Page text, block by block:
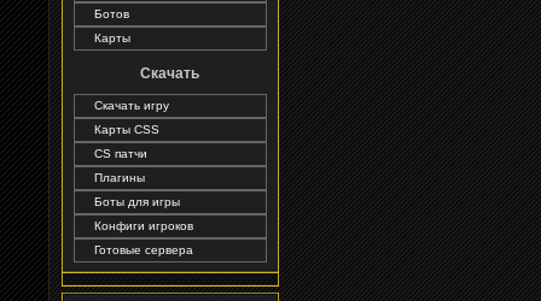
Ботов
Карты
Скачать
Скачать игру
Карты CSS
CS патчи
Плагины
Боты для игры
Конфиги игроков
Готовые сервера